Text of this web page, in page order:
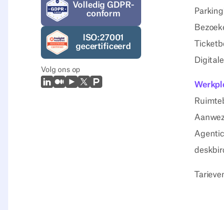
Volledig GDPR-
conform
ISO:27001
gecertificeerd
Volg ons op
LinkedIn
Medium
Youtube
X (Twitter)
Prodcut Hunt